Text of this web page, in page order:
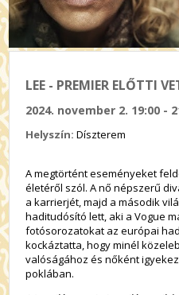
LEE - PREMIER ELŐTTI
2024. november 2. 19:00 -
Helyszín:Díszterem
A megtörtént eseményeket
életéről szól. A nő népszerű
a karrierjét, majd a második
haditudósító lett, aki a Vogue
fotósorozatokat az európai
kockáztatta, hogy minél
valóságához és nőként
poklában.